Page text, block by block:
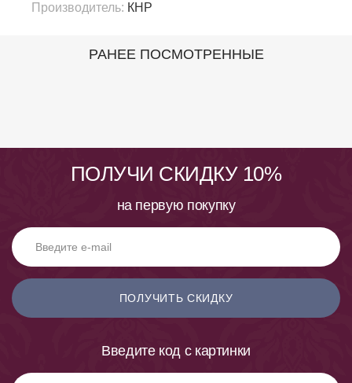
Производитель: КНР
РАНЕЕ ПОСМОТРЕННЫЕ
ПОЛУЧИ СКИДКУ 10%
на первую покупку
ПОЛУЧИТЬ СКИДКУ
Введите код с картинки